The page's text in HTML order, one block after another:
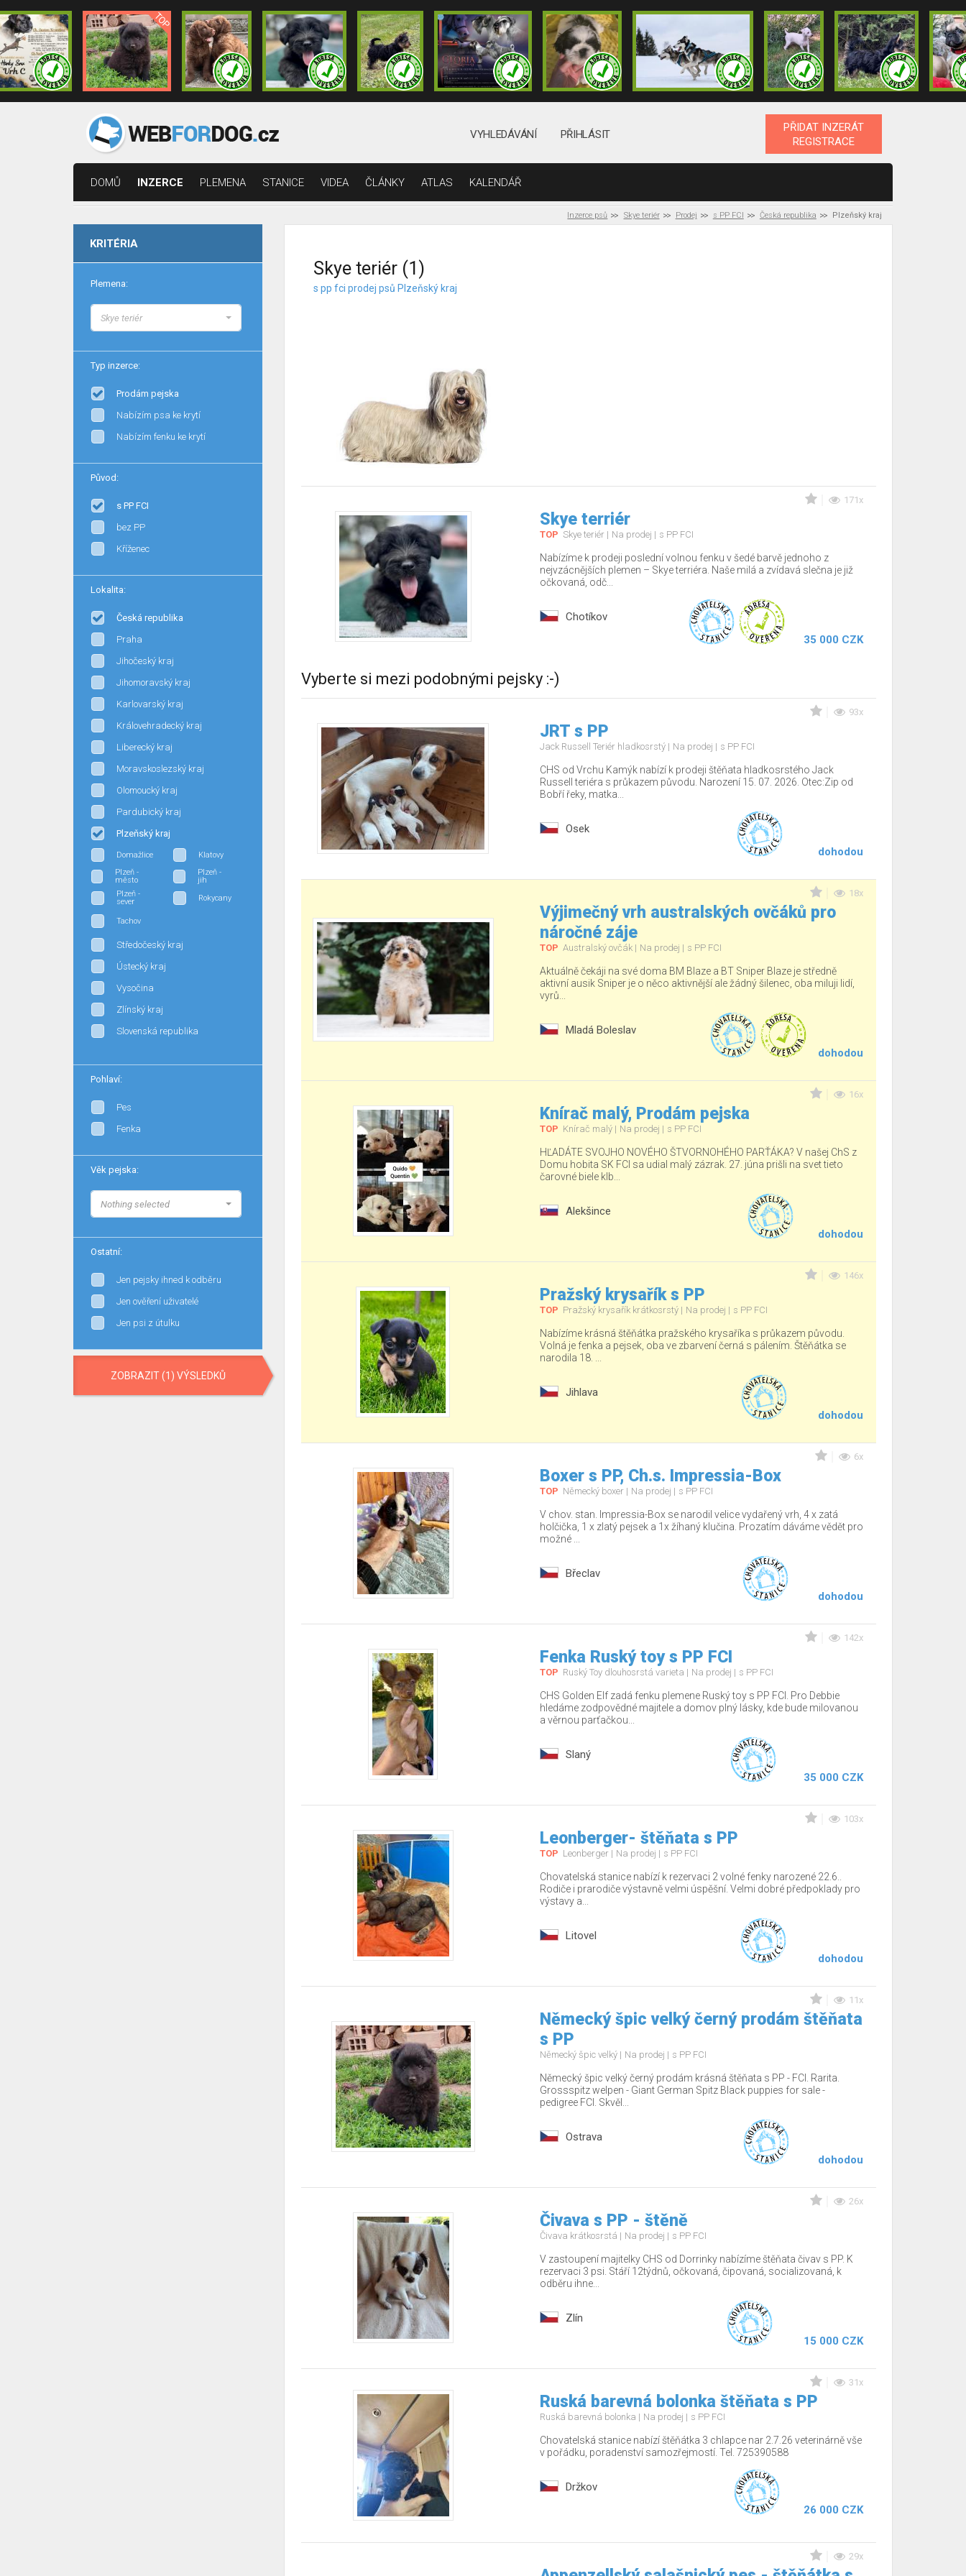
VYHLEDÁVÁNÍ PŘIHLÁSIT
PŘIDAT INZERÁT
REGISTRACE
DOMŮ INZERCE PLEMENA STANICE VIDEA ČLÁNKY ATLAS KALENDÁŘ
Inzerce psů Skye teriér Prodej s PP FCI Česká republika Plzeňský kraj
KRITÉRIA
Plemena:
Skye teriér
Typ inzerce:
Prodám pejska
Nabízím psa ke krytí
Nabízím fenku ke krytí
Původ:
s PP FCI
bez PP
Kříženec
Lokalita:
Česká republika
Praha
Jihočeský kraj
Jihomoravský kraj
Karlovarský kraj
Královehradecký kraj
Liberecký kraj
Moravskoslezský kraj
Olomoucký kraj
Pardubický kraj
Plzeňský kraj
Domažlice
Klatovy
Plzeň -
město
Plzeň -
jih
Plzeň -
sever
Rokycany
Tachov
Středočeský kraj
Ústecký kraj
Vysočina
Zlínský kraj
Slovenská republika
Pohlaví:
Pes
Fenka
Věk pejska:
Nothing selected
Ostatní:
Jen pejsky ihned k odběru
Jen ověření uživatelé
Jen psi z útulku
ZOBRAZIT (1) VÝSLEDKŮ
Skye teriér (1)
s pp fci prodej psů Plzeňský kraj
171x
Skye terriér
TOP Skye teriér Na prodej s PP FCI
Nabízíme k prodeji poslední volnou fenku v šedé barvě jednoho z
nejvzácnějších plemen – Skye terriéra. Naše milá a zvídavá slečna je již
očkovaná, odč...
Chotíkov
35 000 CZK
Vyberte si mezi podobnými pejsky :-)
93x
JRT s PP
Jack Russell Teriér hladkosrstý Na prodej s PP FCI
CHS od Vrchu Kamýk nabízí k prodeji štěňata hladkosrstého Jack
Russell teriéra s průkazem původu. Narození 15. 07. 2026. Otec:Zip od
Bobří řeky, matka...
Osek
dohodou
18x
Výjimečný vrh australských ovčáků pro
náročné záje
TOP Australský ovčák Na prodej s PP FCI
Aktuálně čekáji na své doma BM Blaze a BT Sniper Blaze je středně
aktivní ausik Sniper je o něco aktivnější ale žádný šilenec, oba miluji lidí,
vyrů...
Mladá Boleslav
dohodou
16x
Knírač malý, Prodám pejska
TOP Knírač malý Na prodej s PP FCI
HĽADÁTE SVOJHO NOVÉHO ŠTVORNOHÉHO PARŤÁKA? V našej ChS z
Domu hobita SK FCI sa udial malý zázrak. 27. júna prišli na svet tieto
čarovné biele klb...
Alekšince
dohodou
146x
Pražský krysařík s PP
TOP Pražský krysařík krátkosrstý Na prodej s PP FCI
Nabízíme krásná štěňátka pražského krysaříka s průkazem původu.
Volná je fenka a pejsek, oba ve zbarvení černá s pálením. Štěňátka se
narodila 18. ...
Jihlava
dohodou
6x
Boxer s PP, Ch.s. Impressia-Box
TOP Německý boxer Na prodej s PP FCI
V chov. stan. Impressia-Box se narodil velice vydařený vrh, 4 x zatá
holčička, 1 x zlatý pejsek a 1x žíhaný klučina. Prozatím dáváme vědět pro
možné ...
Břeclav
dohodou
142x
Fenka Ruský toy s PP FCI
TOP Ruský Toy dlouhosrstá varieta Na prodej s PP FCI
CHS Golden Elf zadá fenku plemene Ruský toy s PP FCI. Pro Debbie
hledáme zodpovědné majitele a domov plný lásky, kde bude milovanou
a věrnou parťačkou...
Slaný
35 000 CZK
103x
Leonberger- štěňata s PP
TOP Leonberger Na prodej s PP FCI
Chovatelská stanice nabízí k rezervaci 2 volné fenky narozené 22.6..
Rodiče i prarodiče výstavně velmi úspěšní. Velmi dobré předpoklady pro
výstavy a...
Litovel
dohodou
11x
Německý špic velký černý prodám štěňata
s PP
Německý špic velký Na prodej s PP FCI
Německý špic velký černý prodám krásná štěňata s PP - FCI. Rarita.
Grossspitz welpen - Giant German Spitz Black puppies for sale -
pedigree FCI. Skvěl...
Ostrava
dohodou
26x
Čivava s PP - štěně
Čivava krátkosrstá Na prodej s PP FCI
V zastoupení majitelky CHS od Dorrinky nabízíme štěňata čivav s PP. K
rezervaci 3 psi. Stáří 12týdnů, očkovaná, čipovaná, socializovaná, k
odběru ihne...
Zlín
15 000 CZK
31x
Ruská barevná bolonka štěňata s PP
Ruská barevná bolonka Na prodej s PP FCI
Chovatelská stanice nabízí štěňátka 3 chlapce nar 2.7.26 veterinárně vše
v pořádku, poradenství samozřejmostí. Tel. 725390588
Držkov
26 000 CZK
29x